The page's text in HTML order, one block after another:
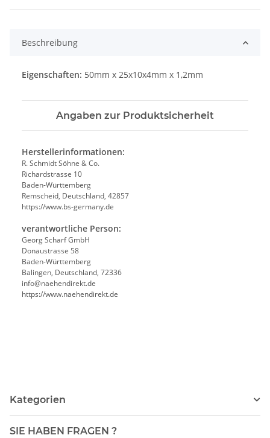
Beschreibung
Eigenschaften: 50mm x 25x10x4mm x 1,2mm
Angaben zur Produktsicherheit
Herstellerinformationen:
R. Schmidt Söhne & Co.
Richardstrasse 10
Baden-Württemberg
Remscheid, Deutschland, 42857
https://www.bs-germany.de
verantwortliche Person:
Georg Scharf GmbH
Donaustrasse 58
Baden-Württemberg
Balingen, Deutschland, 72336
info@naehendirekt.de
https://www.naehendirekt.de
Kategorien
SIE HABEN FRAGEN ?